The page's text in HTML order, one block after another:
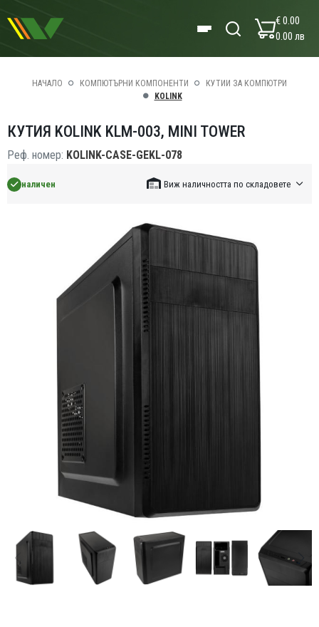
€ 0.00
0.00 лв
НАЧАЛО КОМПЮТЪРНИ КОМПОНЕНТИ
КУТИИ ЗА КОМПЮТРИ
KOLINK
КУТИЯ KOLINK KLM-003, MINI TOWER
Реф. номер: KOLINK-CASE-GEKL-078
наличен Виж наличността по складовете